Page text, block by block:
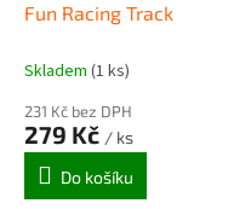
Fun Racing Track
Skladem (1 ks)
231 Kč bez DPH
279 Kč / ks
Do košíku